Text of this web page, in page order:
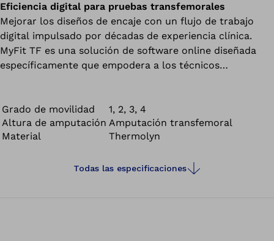
Eficiencia digital para pruebas transfemorales
Mejorar los diseños de encaje con un flujo de trabajo
digital impulsado por décadas de experiencia clínica.
MyFit TF es una solución de software online diseñada
específicamente que empodera a los técnicos
Grado de movilidad
1, 2, 3, 4
Altura de amputación Amputación transfemoral
Material
Thermolyn
Todas las especificaciones